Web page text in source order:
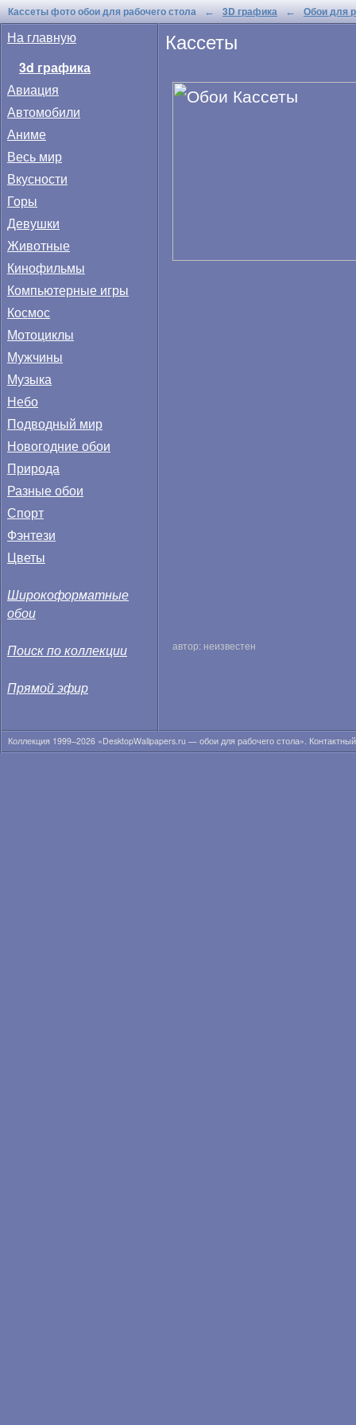
Кассеты фото обои для рабочего стола ← 3D графика ← Обои для
На главную
3d графика
Авиация
Автомобили
Аниме
Весь мир
Вкусности
Горы
Девушки
Животные
Кинофильмы
Компьютерные игры
Космос
Мотоциклы
Мужчины
Музыка
Небо
Подводный мир
Новогодние обои
Природа
Разные обои
Спорт
Фэнтези
Цветы
Широкоформатные
обои
Поиск по коллекции
Прямой эфир
Кассеты
автор: неизвестен
Коллекция 1999–2026 «DesktopWallpapers.ru — обои для рабочего стола».